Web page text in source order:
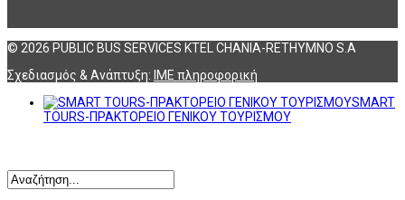
© 2026 PUBLIC BUS SERVICES KTEL CHANIA-RETHYMNO S.A
Σχεδιασμός & Ανάπτυξη: ΙΜΕ πληροφορική
SMART
TOURS-ΠΡΑΚΤΟΡΕΙΟ ΓΕΝΙΚΟΥ ΤΟΥΡΙΣΜΟΥ